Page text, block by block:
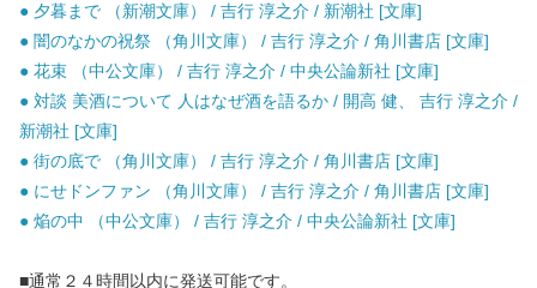
● 夕暮まで （新潮文庫） / 吉行 淳之介 / 新潮社 [文庫]
● 闇のなかの祝祭 （角川文庫） / 吉行 淳之介 / 角川書店 [文庫]
● 花束 （中公文庫） / 吉行 淳之介 / 中央公論新社 [文庫]
● 対談 美酒について 人はなぜ酒を語るか / 開高 健、 吉行 淳之介 /
新潮社 [文庫]
● 街の底で （角川文庫） / 吉行 淳之介 / 角川書店 [文庫]
● にせドンファン （角川文庫） / 吉行 淳之介 / 角川書店 [文庫]
● 焔の中 （中公文庫） / 吉行 淳之介 / 中央公論新社 [文庫]
■通常２４時間以内に発送可能です。